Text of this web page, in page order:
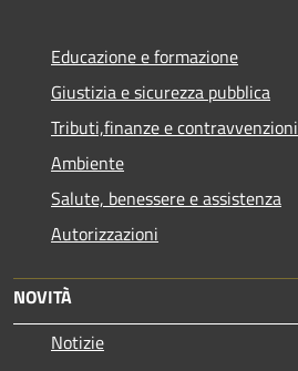
Educazione e formazione
Giustizia e sicurezza pubblica
Tributi,finanze e contravvenzioni
Ambiente
Salute, benessere e assistenza
Autorizzazioni
NOVITÀ
Notizie